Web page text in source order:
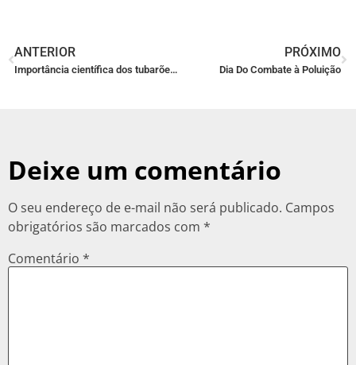
ANTERIOR
Importância científica dos tubarões no AquaRio
PRÓXIMO
Dia Do Combate à Poluição
Deixe um comentário
O seu endereço de e-mail não será publicado. Campos
obrigatórios são marcados com *
Comentário *